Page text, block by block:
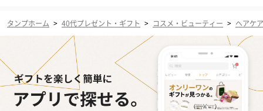
タンプホーム > 40代プレゼント・ギフト > コスメ・ビューティー > ヘアケア